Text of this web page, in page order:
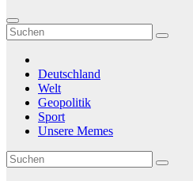
Deutschland
Welt
Geopolitik
Sport
Unsere Memes